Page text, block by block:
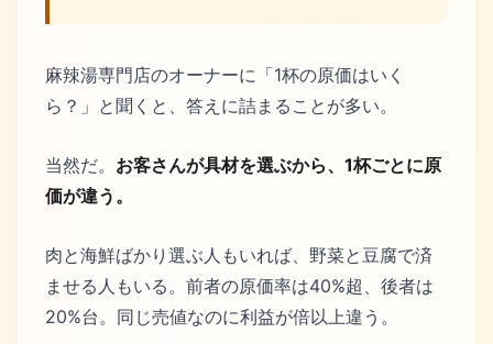
麻辣湯専門店のオーナーに「1杯の原価はいく
ら？」と聞くと、答えに詰まることが多い。
当然だ。 お客さんが具材を選ぶから、1杯ごとに原
価が違う。
肉と海鮮ばかり選ぶ人もいれば、野菜と豆腐で済
ませる人もいる。前者の原価率は40%超、後者は
20%台。同じ売値なのに利益が倍以上違う。